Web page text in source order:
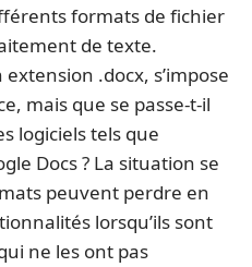
formats de fichier
de texte.
.docx, s’impose
mais que se passe-t-il
logiciels tels que
Docs ? La situation se
peuvent perdre en
lorsqu’ils sont
ne les ont pas